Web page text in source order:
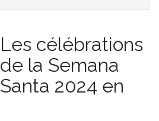
Les célébrations
de la Semana
Santa 2024 en